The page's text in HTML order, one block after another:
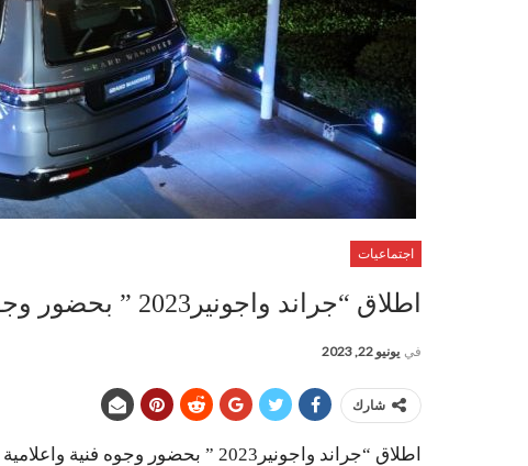
اجتماعيات
اطلاق “جراند واجونير2023 ” بحضور وجوه فنية واعلامية وسياسية
في يونيو 22, 2023
شارك
اطلاق “جراند واجونير2023 ” بحضور وجوه فنية واعلامية وسياسية